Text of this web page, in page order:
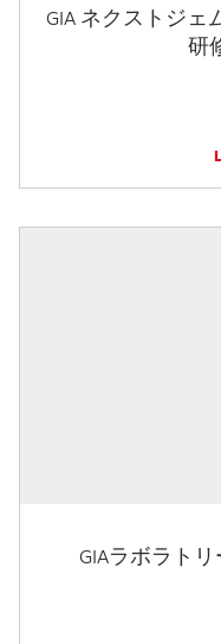
GIA ネクストジェ
研
GIAラボラト